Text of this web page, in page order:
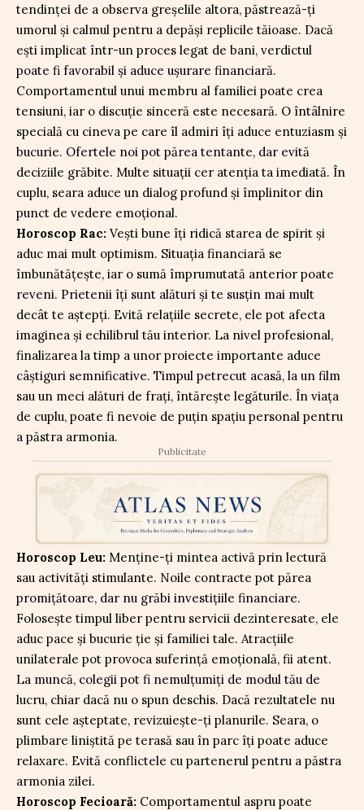
tendinței de a observa greșelile altora, păstrează-ți
umorul și calmul pentru a depăși replicile tăioase. Dacă
ești implicat într-un proces legat de bani, verdictul
poate fi favorabil și aduce ușurare financiară.
Comportamentul unui membru al familiei poate crea
tensiuni, iar o discuție sinceră este necesară. O întâlnire
specială cu cineva pe care îl admiri îți aduce entuziasm și
bucurie. Ofertele noi pot părea tentante, dar evită
deciziile grăbite. Multe situații cer atenția ta imediată. În
cuplu, seara aduce un dialog profund și împlinitor din
punct de vedere emoțional.
Horoscop Rac: Vești bune îți ridică starea de spirit și
aduc mai mult optimism. Situația financiară se
îmbunătățește, iar o sumă împrumutată anterior poate
reveni. Prietenii îți sunt alături și te susțin mai mult
decât te aștepți. Evită relațiile secrete, ele pot afecta
imaginea și echilibrul tău interior. La nivel profesional,
finalizarea la timp a unor proiecte importante aduce
câștiguri semnificative. Timpul petrecut acasă, la un film
sau un meci alături de frați, întărește legăturile. În viața
de cuplu, poate fi nevoie de puțin spațiu personal pentru
a păstra armonia.
Publicitate
Horoscop Leu: Menține-ți mintea activă prin lectură
sau activități stimulante. Noile contracte pot părea
promițătoare, dar nu grăbi investițiile financiare.
Folosește timpul liber pentru servicii dezinteresate, ele
aduc pace și bucurie ție și familiei tale. Atracțiile
unilaterale pot provoca suferință emoțională, fii atent.
La muncă, colegii pot fi nemulțumiți de modul tău de
lucru, chiar dacă nu o spun deschis. Dacă rezultatele nu
sunt cele așteptate, revizuiește-ți planurile. Seara, o
plimbare liniștită pe terasă sau în parc îți poate aduce
relaxare. Evită conflictele cu partenerul pentru a păstra
armonia zilei.
Horoscop Fecioară: Comportamentul aspru poate